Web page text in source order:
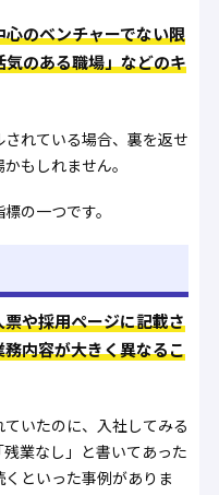
のベンチャーでない限
のある職場」などのキ
れている場合、裏を返せ
もしれません。
の一つです。
や採用ページに記載さ
内容が大きく異なるこ
いたのに、入社してみる
業なし」と書いてあった
といった事例がありま